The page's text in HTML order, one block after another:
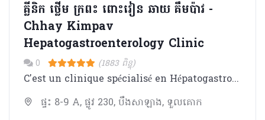
គ្លីនិក ថ្លើម ក្រពះ ពោះវៀន ឆាយ​ គឹមប៉ាវ -
Chhay Kimpav
Hepatogastroenterology Clinic
0 (1883 ពិន្ទុ)
C'est un clinique spécialisé en Hépatogastroentérologie fondé en 2007. Il est dirigé par Dr. CHHAY Kimpav qui état ancien FFI à l'Hôpital de la Croix-Rousse et Pitié Salpêtrière ( Paris et Lyon ).Maintenant il est cherf du service d'Hépatogastroentérologie de l'Hôpital d'Amitié Khmer- Soviet.
ផ្ទះ 8-9 A, ផ្លូវ 230, បឹងសាឡាង, ទួលគោក